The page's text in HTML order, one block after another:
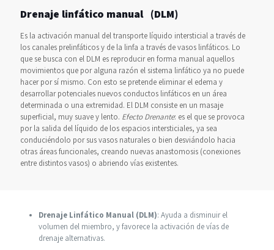
Drenaje linfático manual (DLM)
Es la activación manual del transporte líquido intersticial a través de
los canales prelinfáticos y de la linfa a través de vasos linfáticos. Lo
que se busca con el DLM es reproducir en forma manual aquellos
movimientos que por alguna razón el sistema linfático ya no puede
hacer por sí mismo. Con esto se pretende eliminar el edema y
desarrollar potenciales nuevos conductos linfáticos en un área
determinada o una extremidad. El DLM consiste en un masaje
superficial, muy suave y lento. Efecto Drenante: es el que se provoca
por la salida del líquido de los espacios intersticiales, ya sea
conduciéndolo por sus vasos naturales o bien desviándolo hacia
otras áreas funcionales, creando nuevas anastomosis (conexiones
entre distintos vasos) o abriendo vías existentes.
Drenaje Linfático Manual (DLM): Ayuda a disminuir el
volumen del miembro, y favorece la activación de vías de
drenaje alternativas.